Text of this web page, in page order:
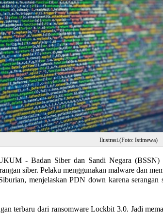
Ilustrasi.(Foto: Istimewa)
- Badan Siber dan Sandi Negara (BSSN)
siber. Pelaku menggunakan malware dan
menjelaskan PDN down karena serangan
terbaru dari ransomware Lockbit 3.0. Jadi